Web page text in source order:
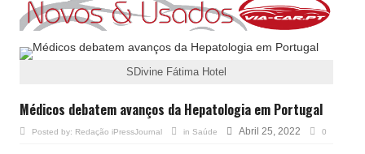
SDivine Fátima Hotel
Médicos debatem avanços da Hepatologia em Portugal
Posted by: Redação iPressJournal in Saúde Abril 25, 2022 0